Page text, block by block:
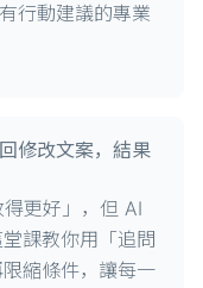
行動建議的專業
修改文案，結果
更好」，但 AI
課教你用「追問
縮條件，讓每一